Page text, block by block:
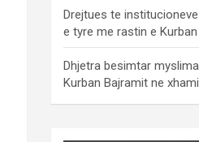
Drejtues te
e tyre me rastin e
Dhjetra besimtar
Kurban Bajramit ne